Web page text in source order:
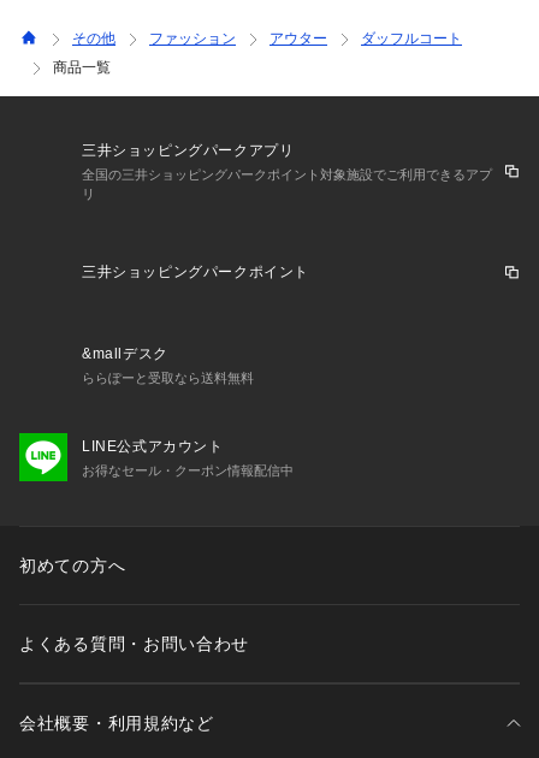
その他 ファッション アウター
ダッフルコート
商品一覧
三井ショッピングパークアプリ
全国の三井ショッピングパークポイント対象施設でご利用できるアプ
リ
三井ショッピングパークポイント
&mallデスク
ららぽーと受取なら送料無料
LINE公式アカウント
お得なセール・クーポン情報配信中
初めての方へ
よくある質問・お問い合わせ
会社概要・利用規約など